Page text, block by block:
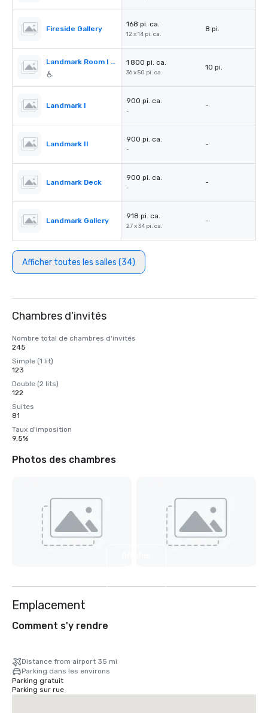
Fireside Gallery
168 pi. ca.
12 x 14 pi. ca.
8 pi.
Landmark Room I & II 1 800 pi. ca.
36 x 50 pi. ca.
10 pi.
Landmark I
900 pi. ca.
-
-
Landmark II
900 pi. ca.
-
-
Landmark Deck
900 pi. ca.
-
-
Landmark Gallery
918 pi. ca.
27 x 34 pi. ca.
-
Afficher toutes les salles (34)
Chambres d'invités
Nombre total de chambres d'invités
245
Simple (1 lit)
123
Double (2 lits)
122
Suites
81
Taux d'imposition
9,5%
Photos des chambres
Emplacement
Comment s'y rendre
Distance from airport 35 mi
Parking dans les environs
Parking gratuit
Parking sur rue